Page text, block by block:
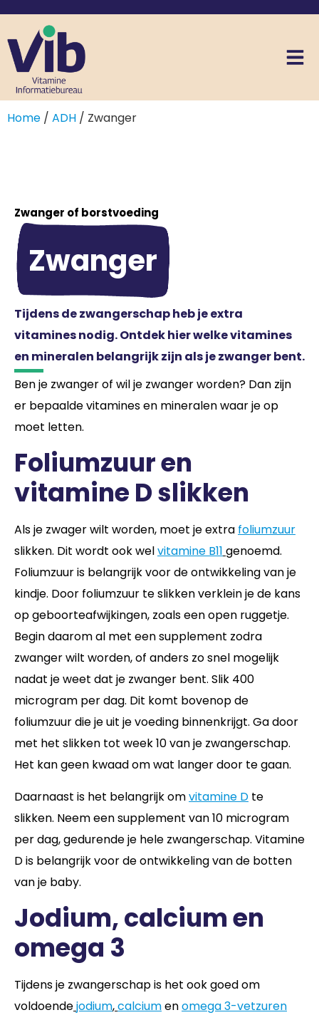
Home / ADH / Zwanger
Zwanger of borstvoeding
Zwanger
Tijdens de zwangerschap heb je extra
vitamines nodig. Ontdek hier welke vitamines
en mineralen belangrijk zijn als je zwanger bent.
Ben je zwanger of wil je zwanger worden? Dan zijn
er bepaalde vitamines en mineralen waar je op
moet letten.
Foliumzuur en
vitamine D slikken
Als je zwager wilt worden, moet je extra foliumzuur
slikken. Dit wordt ook welvitamine B11 genoemd.
Foliumzuur is belangrijk voor de ontwikkeling van je
kindje. Door foliumzuur te slikken verklein je de kans
op geboorteafwijkingen, zoals een open ruggetje.
Begin daarom al met een supplement zodra
zwanger wilt worden, of anders zo snel mogelijk
nadat je weet dat je zwanger bent. Slik 400
microgram per dag. Dit komt bovenop de
foliumzuur die je uit je voeding binnenkrijgt. Ga door
met het slikken tot week 10 van je zwangerschap.
Het kan geen kwaad om wat langer door te gaan.
Daarnaast is het belangrijk omvitamine D te
slikken. Neem een supplement van 10 microgram
per dag, gedurende je hele zwangerschap. Vitamine
D is belangrijk voor de ontwikkeling van de botten
van je baby.
Jodium, calcium en
omega 3
Tijdens je zwangerschap is het ook goed om
voldoendejodium,calciumenomega 3-vetzuren